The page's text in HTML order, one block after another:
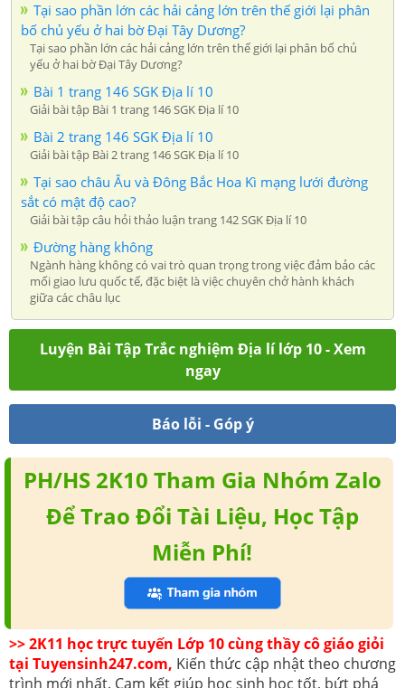
Tại sao phần lớn các hải cảng lớn trên thế giới lại phân
bố chủ yếu ở hai bờ Đại Tây Dương?
Tại sao phần lớn các hải cảng lớn trên thế giới lại phân bố chủ
yếu ở hai bờ Đại Tây Dương?
Bài 1 trang 146 SGK Địa lí 10
Giải bài tập Bài 1 trang 146 SGK Địa lí 10
Bài 2 trang 146 SGK Địa lí 10
Giải bài tập Bài 2 trang 146 SGK Địa lí 10
Tại sao châu Âu và Đông Bắc Hoa Kì mạng lưới đường
sắt có mật độ cao?
Giải bài tập câu hỏi thảo luận trang 142 SGK Địa lí 10
Đường hàng không
Ngành hàng không có vai trò quan trọng trong việc đảm bảo các
mối giao lưu quốc tế, đặc biệt là việc chuyên chở hành khách
giữa các châu lục
Luyện Bài Tập Trắc nghiệm Địa lí lớp 10 - Xem
ngay
Báo lỗi - Góp ý
PH/HS 2K10 Tham Gia Nhóm Zalo
Để Trao Đổi Tài Liệu, Học Tập
Miễn Phí!
>> 2K11 học trực tuyến Lớp 10 cùng thầy cô giáo giỏi
tại Tuyensinh247.com, Kiến thức cập nhật theo chương
trình mới nhất. Cam kết giúp học sinh học tốt, bứt phá